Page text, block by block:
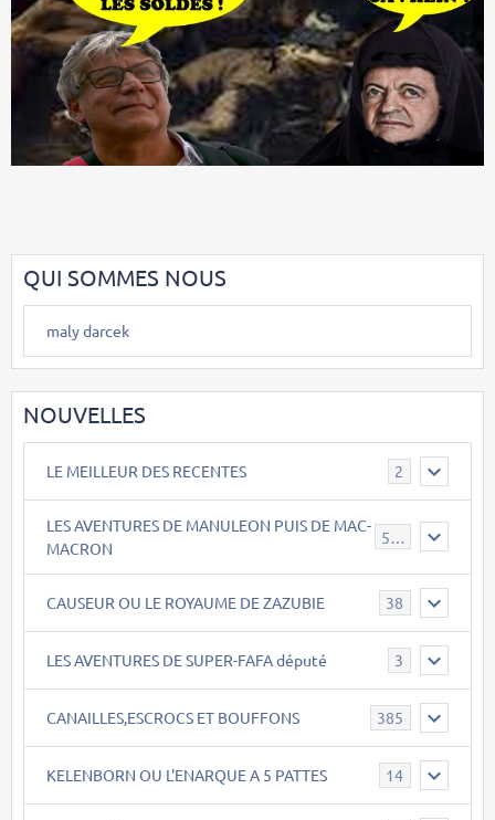
QUI SOMMES NOUS
maly darcek
NOUVELLES
LE MEILLEUR DES RECENTES 2
LES AVENTURES DE MANULEON PUIS DE MAC-
MACRON
CAUSEUR OU LE ROYAUME DE ZAZUBIE 38
LES AVENTURES DE SUPER-FAFA député 3
CANAILLES,ESCROCS ET BOUFFONS 385
KELENBORN OU L'ENARQUE A 5 PATTES 14